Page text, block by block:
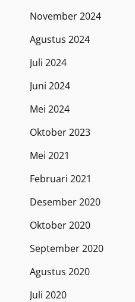
November 2024
Agustus 2024
Juli 2024
Juni 2024
Mei 2024
Oktober 2023
Mei 2021
Februari 2021
Desember 2020
Oktober 2020
September 2020
Agustus 2020
Juli 2020